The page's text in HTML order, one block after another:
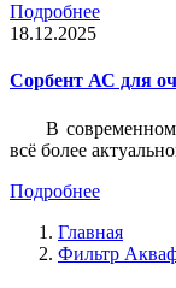
Подробнее
18.12.2025
Сорбент АС для
В
всё более
Подробнее
Главная
Фильтр